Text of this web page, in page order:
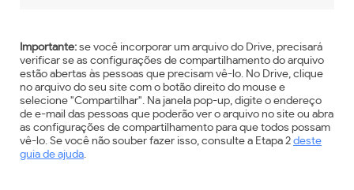
Importante: se você incorporar um arquivo do Drive, precisará
verificar se as configurações de compartilhamento do arquivo
estão abertas às pessoas que precisam vê-lo. No Drive, clique
no arquivo do seu site com o botão direito do mouse e
selecione "Compartilhar". Na janela pop-up, digite o endereço
de e-mail das pessoas que poderão ver o arquivo no site ou abra
as configurações de compartilhamento para que todos possam
vê-lo. Se você não souber fazer isso, consulte a Etapa 2 deste
guia de ajuda.